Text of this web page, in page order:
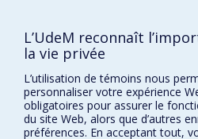
2015
L’UdeM reconnaît
la vie privée
L’utilisation de témoins nous
personnaliser votre expérience
obligatoires pour assurer le
du site Web, alors que d’autres
préférences. En acceptant tout,